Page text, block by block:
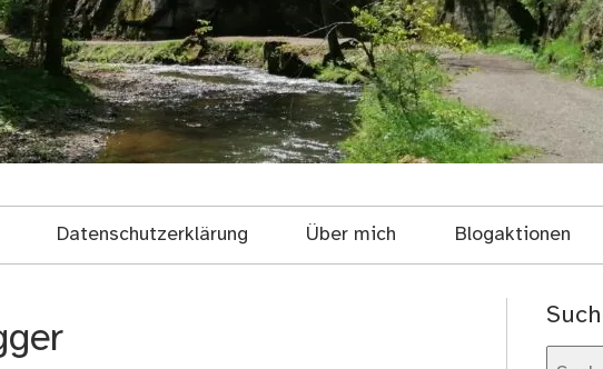
Datenschutzerklärung Über mich Blogaktionen